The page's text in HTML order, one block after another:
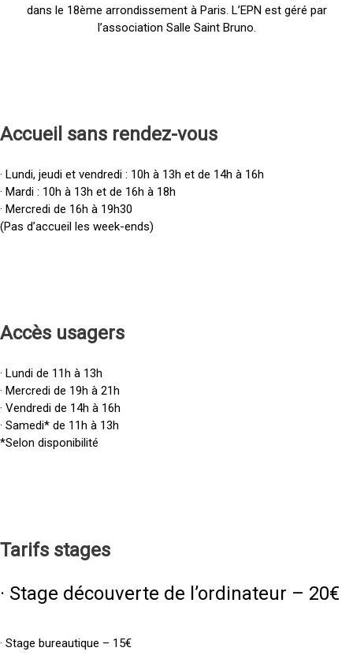
dans le 18ème arrondissement à Paris. L’EPN est géré par
l’association Salle Saint Bruno.
Accueil sans rendez-vous
· Lundi, jeudi et vendredi : 10h à 13h et de 14h à 16h
· Mardi : 10h à 13h et de 16h à 18h
· Mercredi de 16h à 19h30
(Pas d’accueil les week-ends)
Accès usagers
· Lundi de 11h à 13h
· Mercredi de 19h à 21h
· Vendredi de 14h à 16h
· Samedi* de 11h à 13h
*Selon disponibilité
Tarifs stages
· Stage découverte de l’ordinateur – 20€
· Stage bureautique – 15€